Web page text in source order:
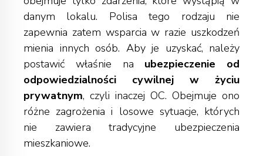
danym lokalu. Polisa tego rodzaju nie
zapewnia zatem wsparcia w razie uszkodzeń
mienia innych osób. Aby je uzyskać, należy
postawić właśnie na ubezpieczenie od
odpowiedzialności cywilnej w życiu
prywatnym, czyli inaczej OC. Obejmuje ono
różne zagrożenia i losowe sytuacje, których
nie zawiera tradycyjne ubezpieczenia
mieszkaniowe.